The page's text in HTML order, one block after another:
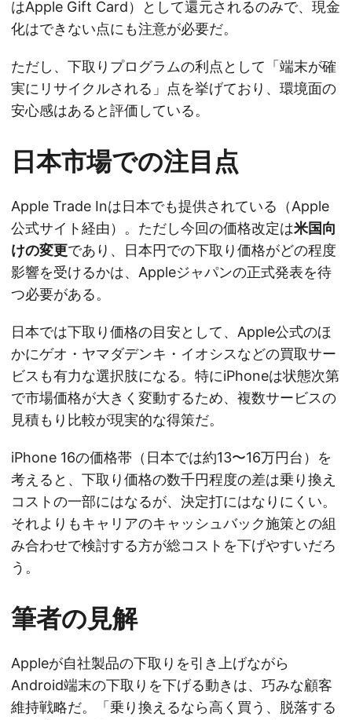
はApple Gift Card）として還元されるのみで、現金
化はできない点にも注意が必要だ。
ただし、下取りプログラムの利点として「端末が確
実にリサイクルされる」点を挙げており、環境面の
安心感はあると評価している。
日本市場での注目点
Apple Trade Inは日本でも提供されている（Apple
公式サイト経由）。ただし今回の価格改定は米国向
けの変更であり、日本円での下取り価格がどの程度
影響を受けるかは、Appleジャパンの正式発表を待
つ必要がある。
日本では下取り価格の目安として、Apple公式のほ
かにゲオ・ヤマダデンキ・イオシスなどの買取サー
ビスも有力な選択肢になる。特にiPhoneは状態次第
で市場価格が大きく変動するため、複数サービスの
見積もり比較が現実的な得策だ。
iPhone 16の価格帯（日本では約13〜16万円台）を
考えると、下取り価格の数千円程度の差は乗り換え
コストの一部にはなるが、決定打にはなりにくい。
それよりもキャリアのキャッシュバック施策との組
み合わせで検討する方が総コストを下げやすいだろ
う。
筆者の見解
Appleが自社製品の下取りを引き上げながら
Android端末の下取りを下げる動きは、巧みな顧客
維持戦略だ。「乗り換えるなら高く買う、脱落する